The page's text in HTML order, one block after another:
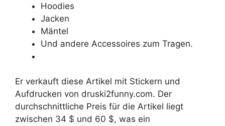
Hoodies
Jacken
Mäntel
Und andere Accessoires zum Tragen.
Er verkauft diese Artikel mit Stickern und
Aufdrucken von druski2funny.com. Der
durchschnittliche Preis für die Artikel liegt
zwischen 34 $ und 60 $, was ein